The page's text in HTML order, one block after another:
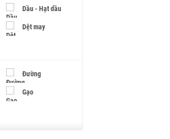
Dầu - Hạt dầu
Dệt may
Đường
Gạo